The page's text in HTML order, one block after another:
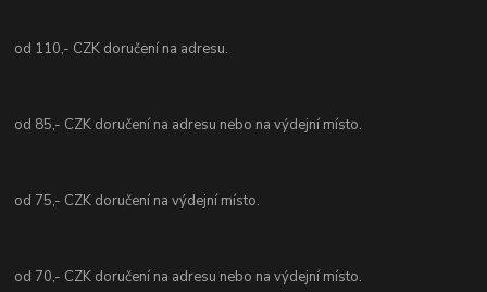
od 110,- CZK doručení na adresu.
od 85,- CZK doručení na adresu nebo na výdejní místo.
od 75,- CZK doručení na výdejní místo.
od 70,- CZK doručení na adresu nebo na výdejní místo.